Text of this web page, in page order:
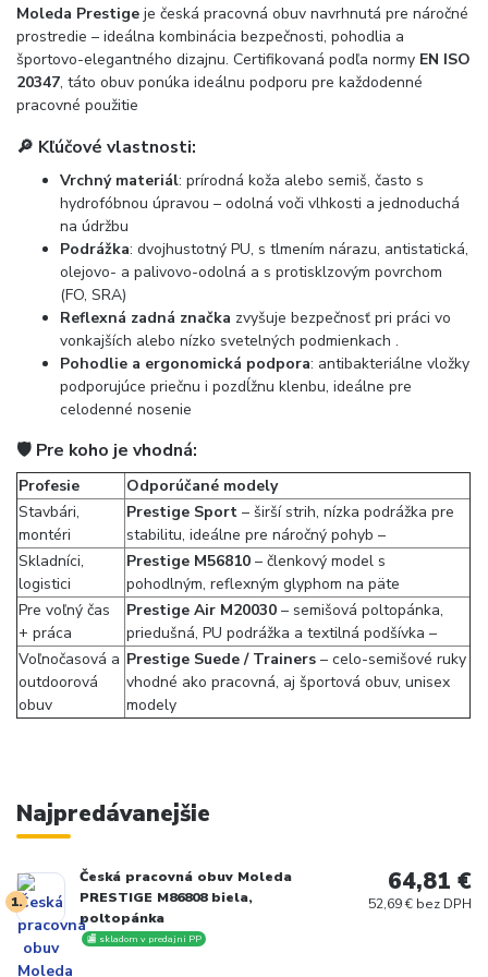
Moleda Prestige je česká pracovná obuv navrhnutá pre náročné
prostredie – ideálna kombinácia bezpečnosti, pohodlia a
športovo-elegantného dizajnu. Certifikovaná podľa normy EN ISO
20347, táto obuv ponúka ideálnu podporu pre každodenné
pracovné použitie
🔎 Kľúčové vlastnosti:
Vrchný materiál: prírodná koža alebo semiš, často s
hydrofóbnou úpravou – odolná voči vlhkosti a jednoduchá
na údržbu
Podrážka: dvojhustotný PU, s tlmením nárazu, antistatická,
olejovo- a palivovo-odolná a s protisklzovým povrchom
(FO, SRA)
Reflexná zadná značka zvyšuje bezpečnosť pri práci vo
vonkajších alebo nízko svetelných podmienkach .
Pohodlie a ergonomická podpora: antibakteriálne vložky
podporujúce priečnu i pozdĺžnu klenbu, ideálne pre
celodenné nosenie
🛡️ Pre koho je vhodná:
Profesie
Odporúčané modely
Stavbári,
montéri
Prestige Sport – širší strih, nízka podrážka pre
stabilitu, ideálne pre náročný pohyb –
Skladníci,
logistici
Prestige M56810 – členkový model s
pohodlným, reflexným glyphom na päte
Pre voľný čas
+ práca
Prestige Air M20030 – semišová poltopánka,
priedušná, PU podrážka a textilná podšívka –
Voľnočasová a
outdoorová
obuv
Prestige Suede / Trainers – celo-semišové ruky
vhodné ako pracovná, aj športová obuv, unisex
modely
Najpredávanejšie
1.
Česká pracovná obuv Moleda
PRESTIGE M86808 biela,
poltopánka
🏬 skladom v predajni PP
64,81 €
52,69 € bez DPH